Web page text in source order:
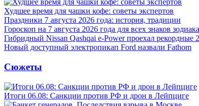
Худшее время для чашки кофе: советы экспертов
Праздники 7 августа 2026 года: история, традиции
Гороскоп на 7 августа 2026 года для всех знаков зодиака
Гибридный Nissan Qashqai e-Power проехал рекордные
Новый доступный электропикап Ford назвали Fathom
Сюжеты
Итоги 06.08: Санкции против РФ и дрон в Лейпциге